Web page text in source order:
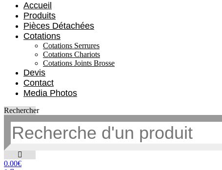
Accueil
Produits
Pièces Détachées
Cotations
Cotations Serrures
Cotations Chariots
Cotations Joints Brosse
Devis
Contact
Media Photos
Rechercher
0.00€